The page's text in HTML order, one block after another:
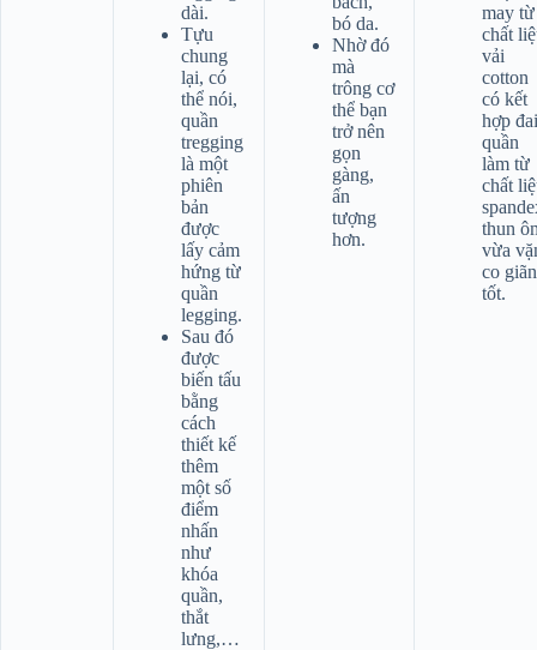
dài.
Tựu
chung
lại, có
thể nói,
quần
tregging
là một
phiên
bản
được
lấy cảm
hứng từ
quần
legging.
Sau đó
được
biến tấu
bằng
cách
thiết kế
thêm
một số
điểm
nhấn
như
khóa
quần,
thắt
lưng,…
bó da.
Nhờ đó
mà
trông cơ
thể bạn
trở nên
gọn
gàng,
ấn
tượng
hơn.
may từ
chất
vải
cotton
có kết
hợp đai
quần
làm từ
chất
thun
vừa
co giãn
tốt.